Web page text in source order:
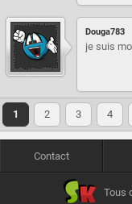
Douga783
je suis
1 2 3 4
Contact
Tous